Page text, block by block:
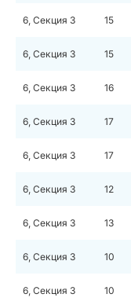
6, Секция 3 15
6, Секция 3 15
6, Секция 3 16
6, Секция 3 17
6, Секция 3 17
6, Секция 3 12
6, Секция 3 13
6, Секция 3 10
6, Секция 3 10